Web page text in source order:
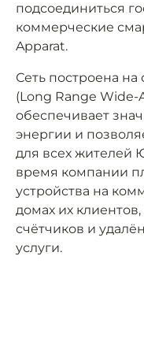
подсоединиться
коммерческие
Apparat.
Сеть построена на
(Long Range Wide-
обеспечивает
энергии и
для всех
время компании
устройства на
домах их
счётчиков и
услуги.